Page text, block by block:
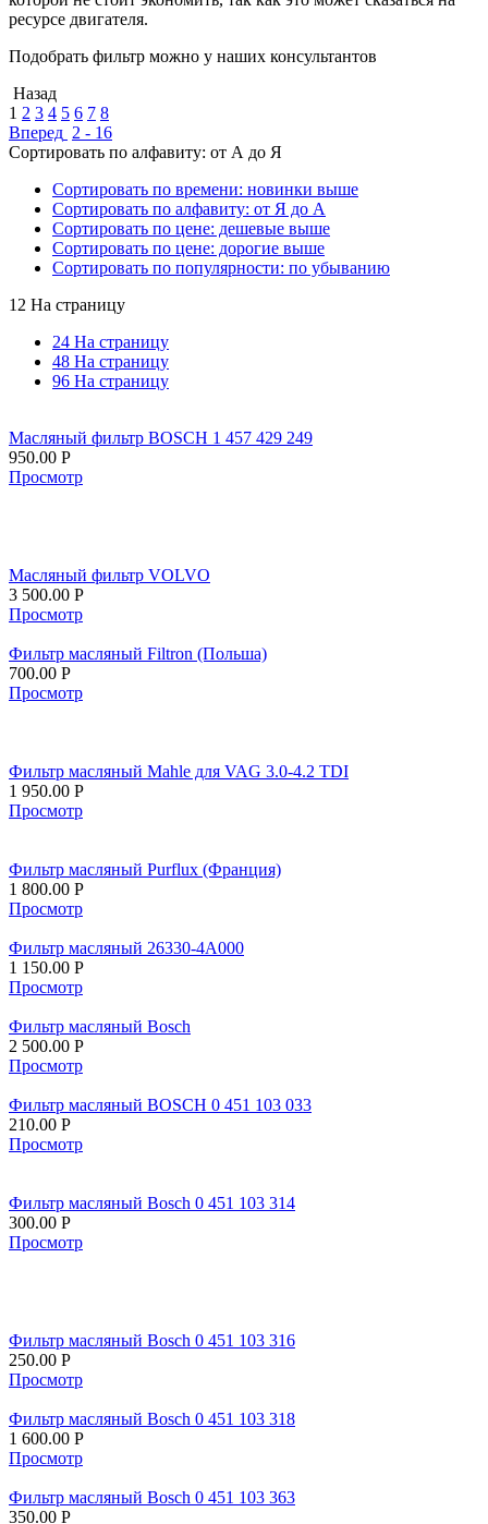
ресурсе двигателя.
Подобрать фильтр можно у наших консультантов
Назад
1 2 3 4 5 6 7 8
Вперед 2 - 16
Сортировать по алфавиту: от А до Я
Сортировать по времени: новинки выше
Сортировать по алфавиту: от Я до А
Сортировать по цене: дешевые выше
Сортировать по цене: дорогие выше
Сортировать по популярности: по убыванию
12 На страницу
24 На страницу
48 На страницу
96 На страницу
Масляный фильтр BOSCH 1 457 429 249
950.00 Р
Просмотр
Масляный фильтр VOLVO
3 500.00 Р
Просмотр
Фильтр масляный Filtron (Польша)
700.00 Р
Просмотр
Фильтр масляный Mahle для VAG 3.0-4.2 TDI
1 950.00 Р
Просмотр
Фильтр масляный Purflux (Франция)
1 800.00 Р
Просмотр
Фильтр масляный 26330-4A000
1 150.00 Р
Просмотр
Фильтр масляный Bosch
2 500.00 Р
Просмотр
Фильтр масляный BOSCH 0 451 103 033
210.00 Р
Просмотр
Фильтр масляный Bosch 0 451 103 314
300.00 Р
Просмотр
Фильтр масляный Bosch 0 451 103 316
250.00 Р
Просмотр
Фильтр масляный Bosch 0 451 103 318
1 600.00 Р
Просмотр
Фильтр масляный Bosch 0 451 103 363
350.00 Р